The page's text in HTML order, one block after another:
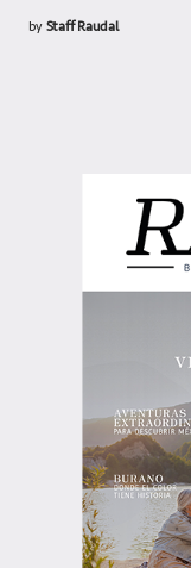
byStaff Raudal